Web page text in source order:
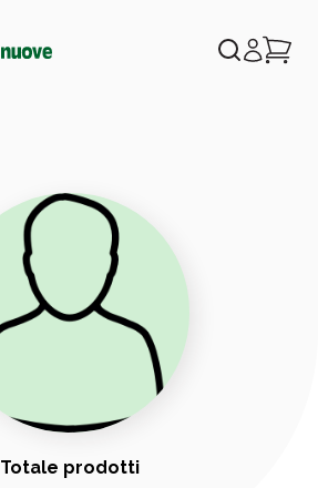
Totale prodotti